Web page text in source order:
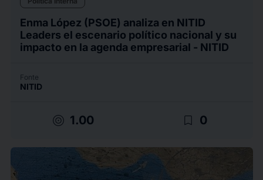
Enma López (PSOE) analiza en NITID
Leaders el escenario político nacional y su
impacto en la agenda empresarial - NITID
Fonte
NITID
target 1.00 bookmark_border 0